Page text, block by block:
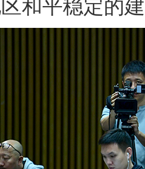
和平稳定的